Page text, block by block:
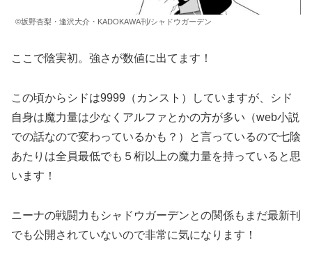
©坂野杏梨・逢沢大介・KADOKAWA刊/シャドウガーデン
ここで陰実初。強さが数値に出てます！
この頃からシドは9999（カンスト）していますが、シド
自身は魔力量は少なくアルファとかの方が多い（web小説
での話なので変わっているかも？）と言っているので七陰
あたりは全員最低でも５桁以上の魔力量を持っていると思
います！
ニーナの戦闘力もシャドウガーデンとの関係もまだ最新刊
でも公開されていないので非常に気になります！